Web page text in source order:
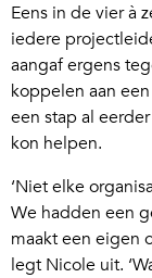
Eens in de vier à
iedere
aangaf ergens
koppelen aan
een stap al
kon helpen.
‘Niet elke
We hadden een
maakt een eigen
legt Nicole uit.